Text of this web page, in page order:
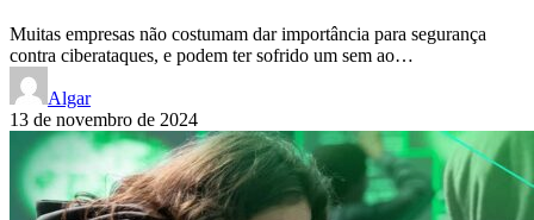
Muitas empresas não costumam dar importância para segurança
contra ciberataques, e podem ter sofrido um sem ao…
Algar
13 de novembro de 2024